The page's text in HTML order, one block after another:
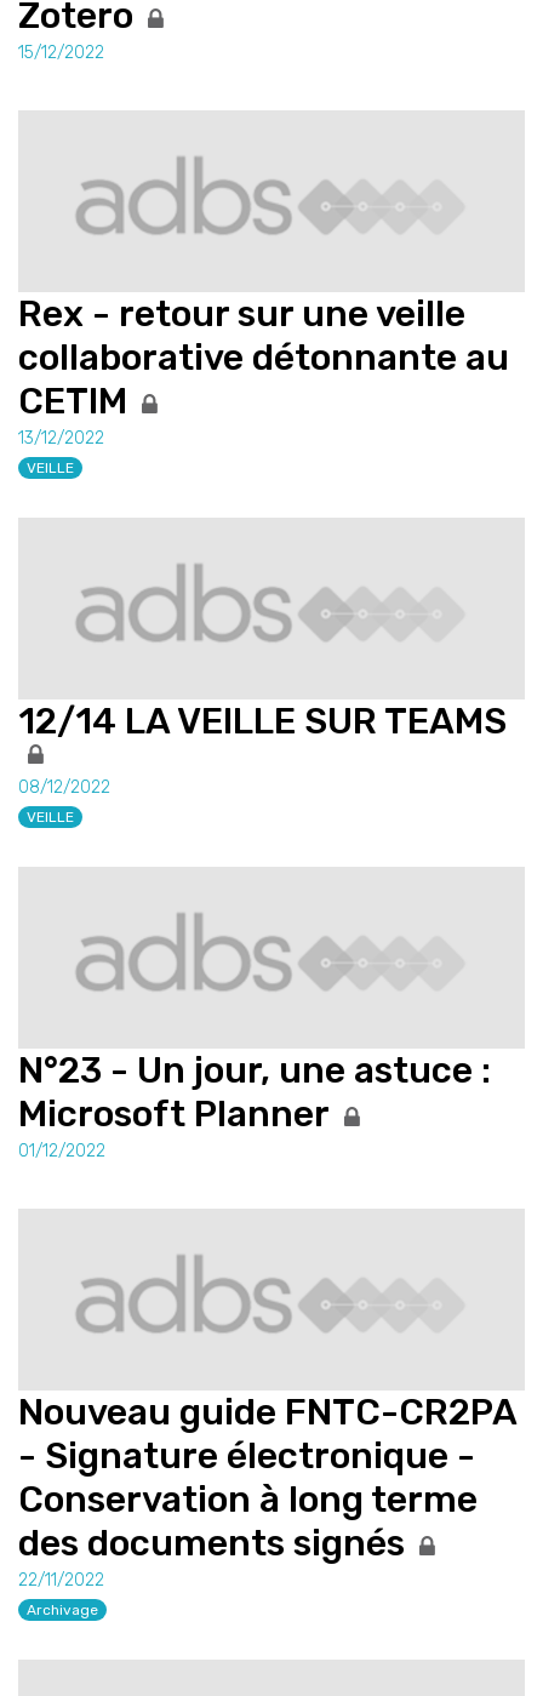
Zotero
15/12/2022
Rex - retour sur une veille
collaborative détonnante au
CETIM
13/12/2022
VEILLE
12/14 LA VEILLE SUR TEAMS
08/12/2022
VEILLE
N°23 - Un jour, une astuce :
Microsoft Planner
01/12/2022
Nouveau guide FNTC-CR2PA
- Signature électronique -
Conservation à long terme
des documents signés
22/11/2022
Archivage